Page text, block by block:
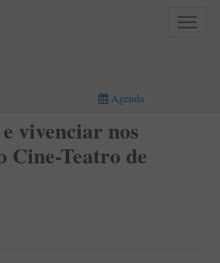
Toggle
Agenda
vivenciar nos
Cine-Teatro de